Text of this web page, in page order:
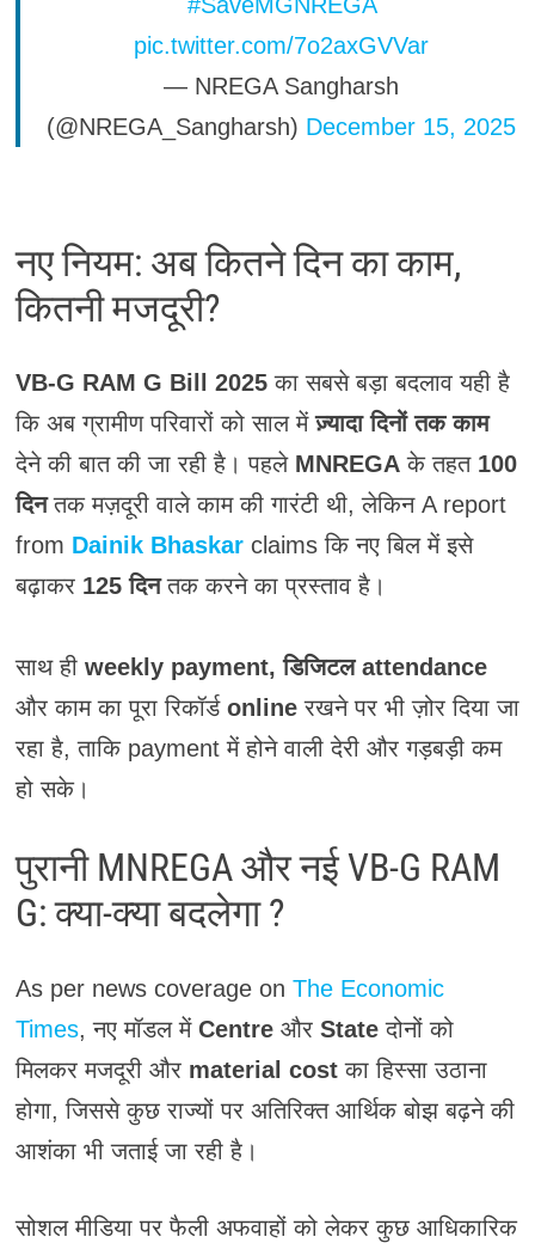
pic.twitter.com/7o2axGVVar
— NREGA Sangharsh
(@NREGA_Sangharsh) December 15, 2025
नए नियम: अब कितने दिन का काम,
कितनी मजदूरी?
VB-G RAM G Bill 2025का सबसे बड़ा बदलाव यही है
कि अब ग्रामीण परिवारों को साल मेंज़्यादा दिनों तक काम
देने की बात की जा रही है। पहले MNREGAके तहत 100
दिनतक मज़दूरी वाले काम की गारंटी थी, लेकिन A report
from Dainik Bhaskar claims कि नए बिल में इसे
बढ़ाकर 125 दिनतक करने का प्रस्ताव है।
साथ ही weekly payment, डिजिटल attendance
और काम का पूरा रिकॉर्ड onlineरखने पर भी ज़ोर दिया जा
रहा है, ताकि payment में होने वाली देरी और गड़बड़ी कम
हो सके।
पुरानी MNREGA और नई VB-G RAM
G: क्या-क्या बदलेगा ?
As per news coverage on The Economic
Times, नए मॉडल में Centre और Stateदोनों को
मिलकर मजदूरी और material costका हिस्सा उठाना
होगा, जिससे कुछ राज्यों पर अतिरिक्त आर्थिक बोझ बढ़ने की
आशंका भी जताई जा रही है।
सोशल मीडिया पर फैली अफवाहों को लेकर कुछ आधिकारिक